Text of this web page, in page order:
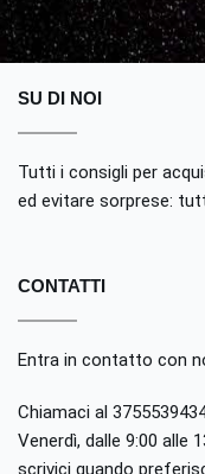
SU DI NOI
Tutti i consigli per
ed evitare sorprese:
CONTATTI
Entra in contatto con
Chiamaci al
Venerdì, dalle 9:00 alle
scrivici quando